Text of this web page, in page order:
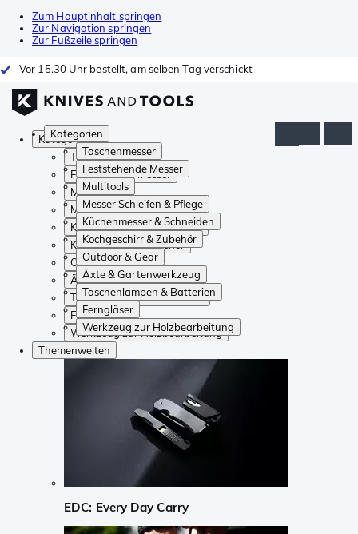
Zum Hauptinhalt springen
Zur Navigation springen
Zur Fußzeile springen
Vor 15.30 Uhr bestellt, am selben Tag verschickt
Kategorien
Taschenmesser
Feststehende Messer
Multitools
Messer Schleifen & Pflege
Küchenmesser & Schneiden
Kochgeschirr & Zubehör
Outdoor & Gear
Äxte & Gartenwerkzeug
Taschenlampen & Batterien
Ferngläser
Werkzeug zur Holzbearbeitung
Kategorien
Taschenmesser
Feststehende Messer
Multitools
Messer Schleifen & Pflege
Küchenmesser & Schneiden
Kochgeschirr & Zubehör
Outdoor & Gear
Äxte & Gartenwerkzeug
Taschenlampen & Batterien
Ferngläser
Werkzeug zur Holzbearbeitung
Themenwelten
EDC: Every Day Carry